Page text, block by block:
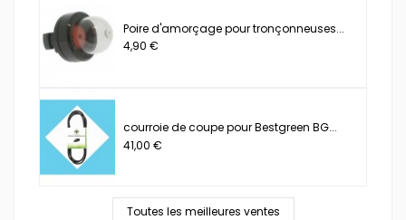
Poire d'amorçage pour tronçonneuses...
4,90 €
courroie de coupe pour Bestgreen BG...
41,00 €
Toutes les meilleures ventes